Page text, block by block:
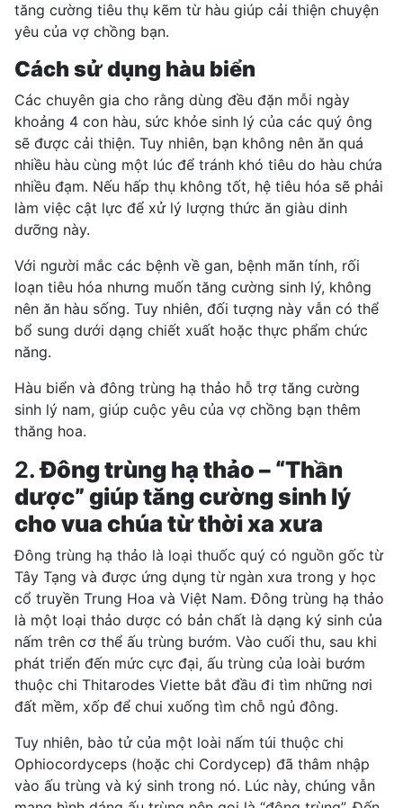
tăng cường tiêu thụ kẽm từ hàu giúp cải thiện chuyện
yêu của vợ chồng bạn.
Cách sử dụng hàu biển
Các chuyên gia cho rằng dùng đều đặn mỗi ngày
khoảng 4 con hàu, sức khỏe sinh lý của các quý ông
sẽ được cải thiện. Tuy nhiên, bạn không nên ăn quá
nhiều hàu cùng một lúc để tránh khó tiêu do hàu chứa
nhiều đạm. Nếu hấp thụ không tốt, hệ tiêu hóa sẽ phải
làm việc cật lực để xử lý lượng thức ăn giàu dinh
dưỡng này.
Với người mắc các bệnh về gan, bệnh mãn tính, rối
loạn tiêu hóa nhưng muốn tăng cường sinh lý, không
nên ăn hàu sống. Tuy nhiên, đối tượng này vẫn có thể
bổ sung dưới dạng chiết xuất hoặc thực phẩm chức
năng.
Hàu biển và đông trùng hạ thảo hỗ trợ tăng cường
sinh lý nam, giúp cuộc yêu của vợ chồng bạn thêm
thăng hoa.
2.Đông trùng hạ thảo – “Thần
dược” giúp tăng cường sinh lý
cho vua chúa từ thời xa xưa
Đông trùng hạ thảo là loại thuốc quý có nguồn gốc từ
Tây Tạng và được ứng dụng từ ngàn xưa trong y học
cổ truyền Trung Hoa và Việt Nam. Đông trùng hạ thảo
là một loại thảo dược có bản chất là dạng ký sinh của
nấm trên cơ thể ấu trùng bướm. Vào cuối thu, sau khi
phát triển đến mức cực đại, ấu trùng của loài bướm
thuộc chi Thitarodes Viette bắt đầu đi tìm những nơi
đất mềm, xốp để chui xuống tìm chỗ ngủ đông.
Tuy nhiên, bào tử của một loài nấm túi thuộc chi
Ophiocordyceps (hoặc chi Cordycep) đã thâm nhập
vào ấu trùng và ký sinh trong nó. Lúc này, chúng vẫn